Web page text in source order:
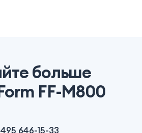
больше
FF-M800
646-15-33